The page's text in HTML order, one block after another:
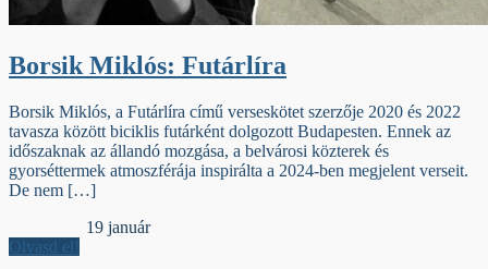
Borsik Miklós: Futárlíra
Borsik Miklós, a Futárlíra című verseskötet szerzője 2020 és 2022
tavasza között biciklis futárként dolgozott Budapesten. Ennek az
időszaknak az állandó mozgása, a belvárosi közterek és
gyorséttermek atmoszférája inspirálta a 2024-ben megjelent verseit.
De nem […]
19 január
Olvasd el!